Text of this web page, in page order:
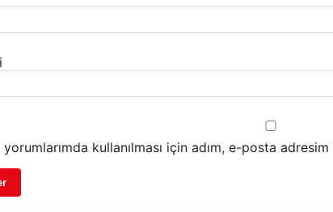
kullanılması için adım, e-posta